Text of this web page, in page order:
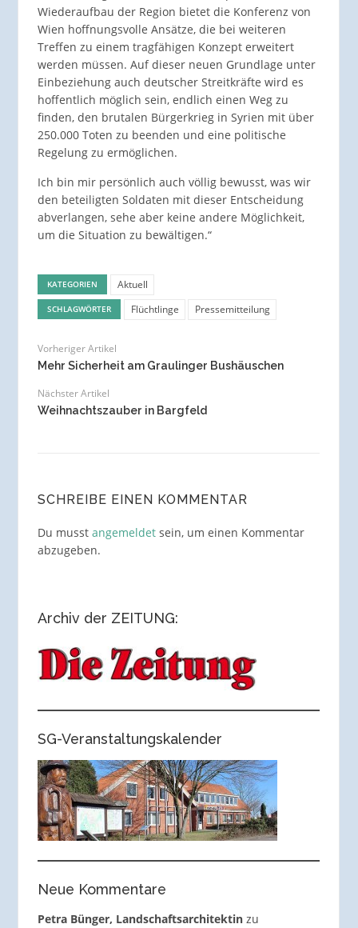
Wiederaufbau der Region bietet die Konferenz von
Wien hoffnungsvolle Ansätze, die bei weiteren
Treffen zu einem tragfähigen Konzept erweitert
werden müssen. Auf dieser neuen Grundlage unter
Einbeziehung auch deutscher Streitkräfte wird es
hoffentlich möglich sein, endlich einen Weg zu
finden, den brutalen Bürgerkrieg in Syrien mit über
250.000 Toten zu beenden und eine politische
Regelung zu ermöglichen.
Ich bin mir persönlich auch völlig bewusst, was wir
den beteiligten Soldaten mit dieser Entscheidung
abverlangen, sehe aber keine andere Möglichkeit,
um die Situation zu bewältigen.“
KATEGORIEN Aktuell
SCHLAGWÖRTER Flüchtlinge Pressemitteilung
Vorheriger Artikel
Mehr Sicherheit am Graulinger Bushäuschen
Nächster Artikel
Weihnachtszauber in Bargfeld
SCHREIBE EINEN KOMMENTAR
Du musst angemeldetsein, um einen Kommentar
abzugeben.
Archiv der ZEITUNG:
SG-Veranstaltungskalender
Neue Kommentare
Petra Bünger, Landschaftsarchitektinzu